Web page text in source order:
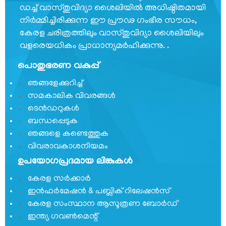
ഡച്ച് വാസ്തുവിദ്യാ ശൈലിയില്‍ അധിഷ്ഠിതമായി
നിര്‍മ്മിച്ചിരിക്കുന്ന ഈ പ്രൗഢ ഗംഭീര സൗധം,
കേരള ചരിത്രത്തിലും വാസ്തുവിദ്യാ ശൈലിയിലും
വളരെയധികം പ്രാധാന്യമര്‍ഹിക്കുന്നു. .
പൊതുഭരണ വകുപ്പ്
ഞങ്ങളേക്കുറിച്ച്
സമകാലിക വിവരങ്ങൾ
ടെൻഡറുകൾ
ബന്ധപ്പെടുക
ഞങ്ങളെ കണ്ടെത്തുക
വിവരാവകാശനിയമം
ഉപയോഗപ്രദമായ ലിങ്കുകൾ
കേരള സർക്കാർ
ഇൻഫർമേഷൻ & പബ്ലിക് റിലേഷൻസ്
കേരള സംസ്ഥാന ആസൂത്രണ ബോർഡ്
ഇന്ത്യ ഗവണ്‍മെന്റ്